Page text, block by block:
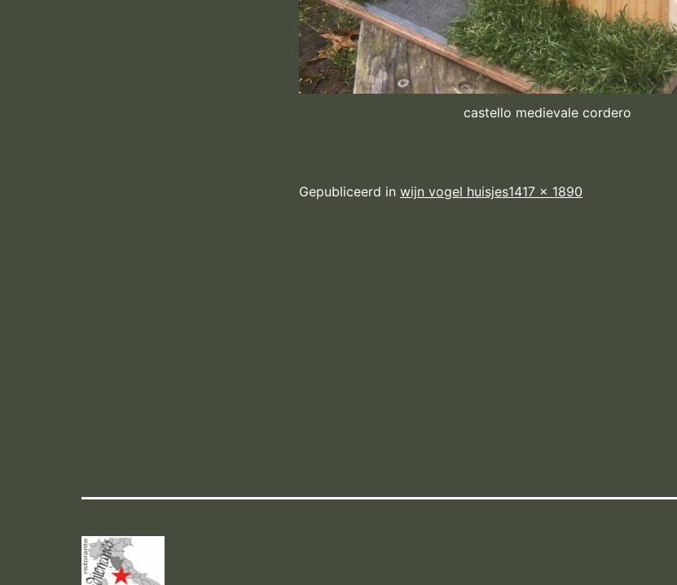
castello medievale cordero
Gepubliceerd in wijn vogel huisjesVolledige
1417 × 1890